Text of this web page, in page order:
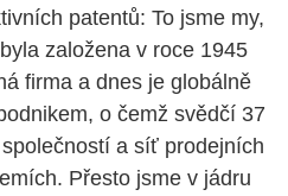
patentů: To jsme my,
založena v roce 1945
firma a dnes je globálně
o čemž svědčí 37
a síť prodejních
Přesto jsme v jádru